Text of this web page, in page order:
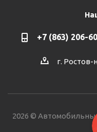
+7 (863) 206-
г. Ростов-
2026 ©